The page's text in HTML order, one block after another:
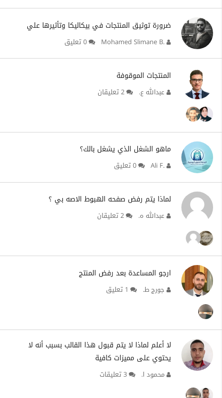
ضرورة توثيق المنتجات في بيكاليكا وتأثيرها علي
Mohamed Slimane B. 0 تعليق
المنتجات الموقوفة
عبدالله ع. 2 تعليقان
ماهو الشغل الذي يشغل بالك؟
Ali F. 0 تعليق
لماذا يتم رفض صفحه الهبوط الاصه بي ؟
عبدالله ه. 2 تعليقان
ارجو المساعدة بعد رفض المنتج
جورج ط. 1 تعليق
لا أعلم لماذا لا يتم قبول هذا القالب بسبب أنه لا
يحتوي على مميزات كافية
محمود ا. 3 تعليقات